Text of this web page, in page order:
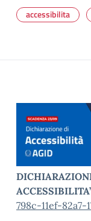
accessibilita
ACCESSIBILITA’
798c-11ef-82a7-